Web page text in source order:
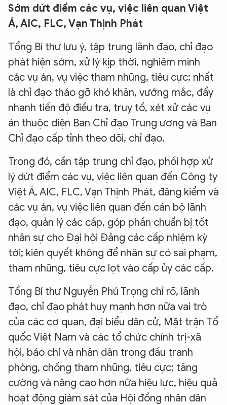
Sớm dứt điểm các vụ, việc liên quan Việt
Á, AIC, FLC, Vạn Thịnh Phát
Tổng Bí thư lưu ý, tập trung lãnh đạo, chỉ đạo
phát hiện sớm, xử lý kịp thời, nghiêm minh
các vụ án, vụ việc tham nhũng, tiêu cực; nhất
là chỉ đạo tháo gỡ khó khăn, vướng mắc, đẩy
nhanh tiến độ điều tra, truy tố, xét xử các vụ
án thuộc diện Ban Chỉ đạo Trung ương và Ban
Chỉ đạo cấp tỉnh theo dõi, chỉ đạo.
Trong đó, cần tập trung chỉ đạo, phối hợp xử
lý dứt điểm các vụ, việc liên quan đến Công ty
Việt Á, AIC, FLC, Vạn Thịnh Phát, đăng kiểm và
các vụ án, vụ việc liên quan đến cán bộ lãnh
đạo, quản lý các cấp, góp phần chuẩn bị tốt
nhân sự cho Đại hội Đảng các cấp nhiệm kỳ
tới; kiên quyết không để nhân sự có sai phạm,
tham nhũng, tiêu cực lọt vào cấp ủy các cấp.
Tổng Bí thư Nguyễn Phú Trọng chỉ rõ, lãnh
đạo, chỉ đạo phát huy mạnh hơn nữa vai trò
của các cơ quan, đại biểu dân cử, Mặt trận Tổ
quốc Việt Nam và các tổ chức chính trị-xã
hội, báo chí và nhân dân trong đấu tranh
phòng, chống tham nhũng, tiêu cực; tăng
cường và nâng cao hơn nữa hiệu lực, hiệu quả
hoạt động giám sát của Hội đồng nhân dân